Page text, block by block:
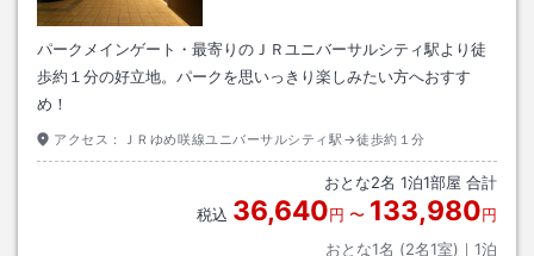
パークメインゲート・最寄りのＪＲユニバーサルシティ駅より徒
歩約１分の好立地。パークを思いっきり楽しみたい方へおすす
め！
アクセス： ＪＲゆめ咲線ユニバーサルシティ駅→徒歩約１分
おとな2名 1泊1部屋 合計
税込 36,640円 〜 133,980円
おとな1名 (2名1室)｜ 1泊